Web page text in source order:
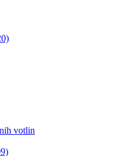
votlin